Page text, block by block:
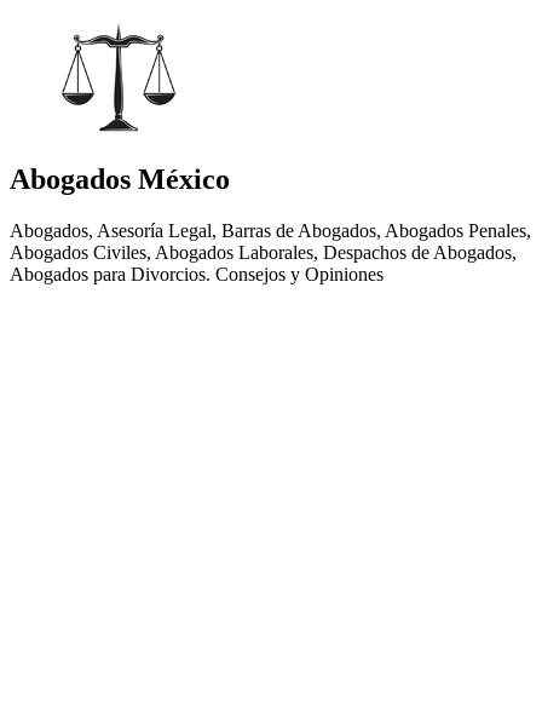
Abogados México
Abogados, Asesoría Legal, Barras de Abogados, Abogados Penales,
Abogados Civiles, Abogados Laborales, Despachos de Abogados,
Abogados para Divorcios. Consejos y Opiniones